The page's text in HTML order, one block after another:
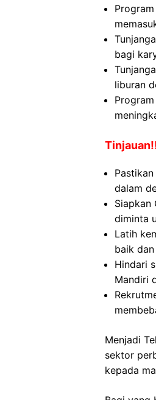
bagi
liburan
dalam
Siapkan
diminta
Latih
baik
Hindari
Mandiri
Menjadi
sektor
kepada